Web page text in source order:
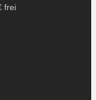
frei